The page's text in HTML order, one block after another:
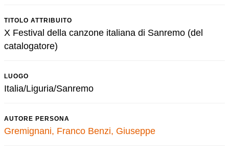
TITOLO ATTRIBUITO
X Festival della canzone italiana di Sanremo (del
catalogatore)
LUOGO
Italia/Liguria/Sanremo
AUTORE PERSONA
Gremignani, Franco Benzi, Giuseppe